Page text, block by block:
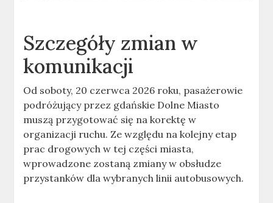
Szczegóły zmian w
komunikacji
Od soboty, 20 czerwca 2026 roku, pasażerowie
podróżujący przez gdańskie Dolne Miasto
muszą przygotować się na korektę w
organizacji ruchu. Ze względu na kolejny etap
prac drogowych w tej części miasta,
wprowadzone zostaną zmiany w obsłudze
przystanków dla wybranych linii autobusowych.